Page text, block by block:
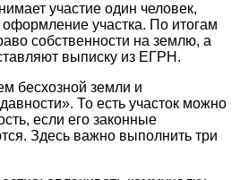
участие один человек,
участка. По итогам
собственности на землю, а
выписку из ЕГРН.
бесхозной земли и
То есть участок можно
если его законные
Здесь важно выполнить три